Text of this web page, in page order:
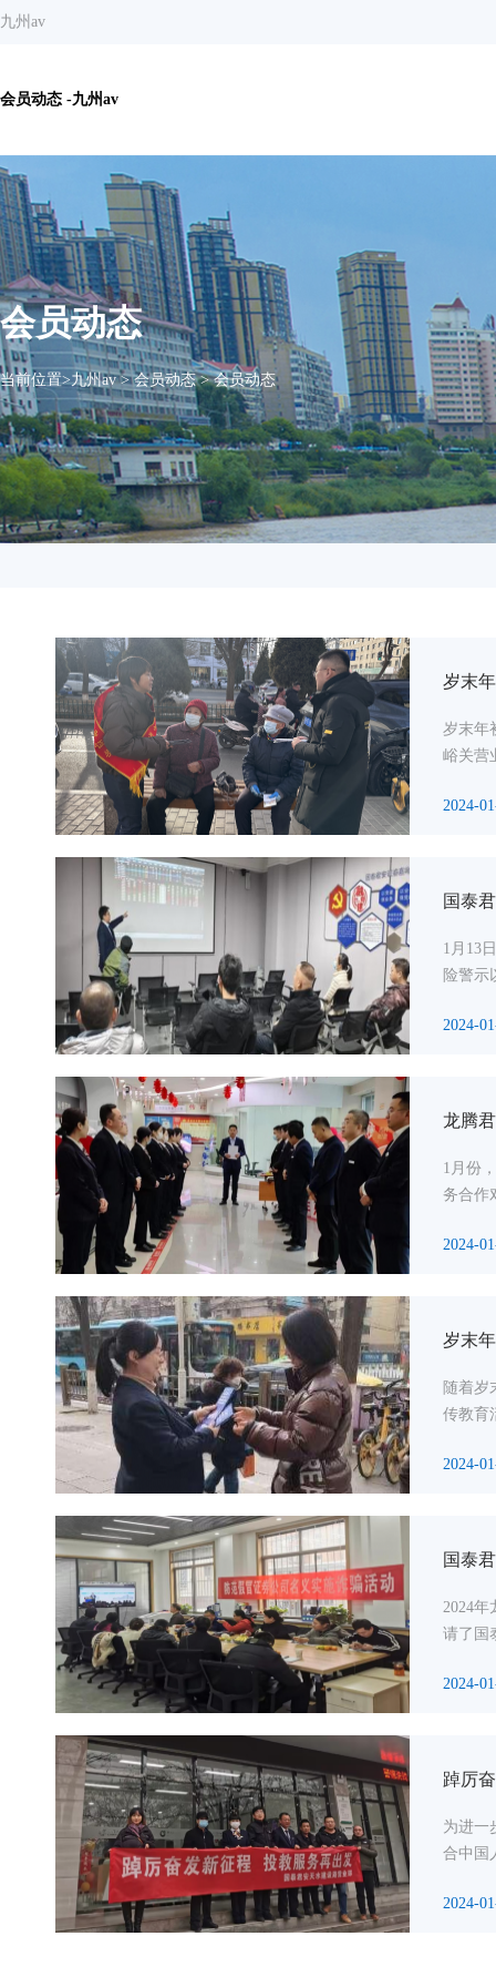
九州av
会员动态 -九州av
会员动态
当前位置>九州av>会员动态>会员动态
岁末
岁末年
峪关营
2024-
国泰
1月13
险警示
2024-
龙腾
1月份
务合作
2024-
岁末
随着岁
传教育
2024-
国泰
2024年
请了国
2024-
踔厉
为进一
合中国
2024-